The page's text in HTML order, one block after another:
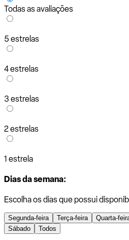
Todas as avaliações
5 estrelas
4 estrelas
3 estrelas
2 estrelas
1 estrela
Dias da semana:
Escolha os dias que possui
Segunda-feira Terça-feira Quarta-
Sábado
Todos